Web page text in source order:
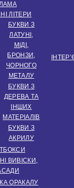
ЛІТЕРИ
БУКВИ З
ЛАТУНІ,
МІДІ,
БРОНЗИ,
ЧОРНОГО
МЕТАЛУ
БУКВИ З
ДЕРЕВА ТА
ІНШИХ
МАТЕРІАЛІВ
БУКВИ З
АКРИЛУ
ВИВІСКИ,
ОРАКАЛУ